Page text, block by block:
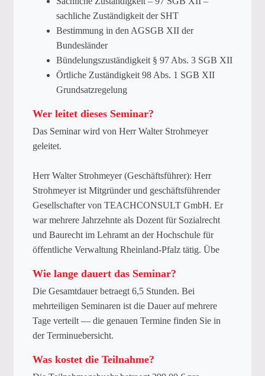
sachliche Zuständigkeit der SHT
Bestimmung in den AGSGB XII der
Bundesländer
Bündelungszuständigkeit § 97 Abs. 3 SGB XII
Örtliche Zuständigkeit 98 Abs. 1 SGB XII
Grundsatzregelung
Wer leitet dieses Seminar?
Das Seminar wird von Herr Walter Strohmeyer
geleitet.
Herr Walter Strohmeyer (Geschäftsführer): Herr
Strohmeyer ist Mitgründer und geschäftsführender
Gesellschafter von TEACHCONSULT GmbH. Er
war mehrere Jahrzehnte als Dozent für Sozialrecht
und Baurecht im Lehramt an der Hochschule für
öffentliche Verwaltung Rheinland-Pfalz tätig. Übe
Wie lange dauert das Seminar?
Die Gesamtdauer betraegt 6,5 Stunden. Bei
mehrteiligen Seminaren ist die Dauer auf mehrere
Tage verteilt — die genauen Termine finden Sie in
der Terminuebersicht.
Was kostet die Teilnahme?